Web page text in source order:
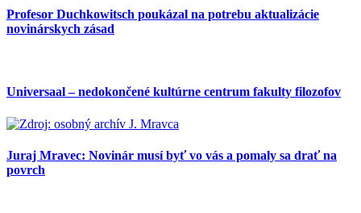
Profesor Duchkowitsch poukázal na potrebu aktualizácie
novinárskych zásad
Universaal – nedokončené kultúrne centrum fakulty filozofov
Juraj Mravec: Novinár musí byť vo vás a pomaly sa drať na
povrch